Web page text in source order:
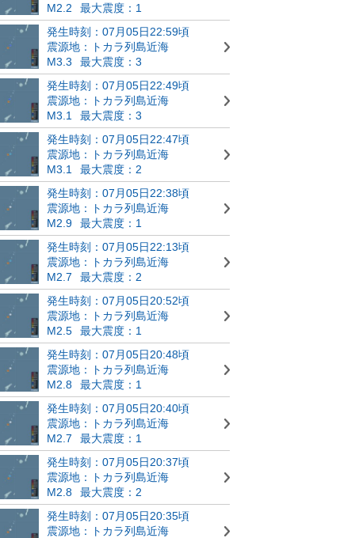
M2.2
最大震度：1
発生時刻：07月05日22:59頃
震源地：トカラ列島近海
M3.3
最大震度：3
発生時刻：07月05日22:49頃
震源地：トカラ列島近海
M3.1
最大震度：3
発生時刻：07月05日22:47頃
震源地：トカラ列島近海
M3.1
最大震度：2
発生時刻：07月05日22:38頃
震源地：トカラ列島近海
M2.9
最大震度：1
発生時刻：07月05日22:13頃
震源地：トカラ列島近海
M2.7
最大震度：2
発生時刻：07月05日20:52頃
震源地：トカラ列島近海
M2.5
最大震度：1
発生時刻：07月05日20:48頃
震源地：トカラ列島近海
M2.8
最大震度：1
発生時刻：07月05日20:40頃
震源地：トカラ列島近海
M2.7
最大震度：1
発生時刻：07月05日20:37頃
震源地：トカラ列島近海
M2.8
最大震度：2
発生時刻：07月05日20:35頃
震源地：トカラ列島近海